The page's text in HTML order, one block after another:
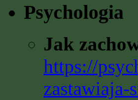
Psychologia
Jak
https://